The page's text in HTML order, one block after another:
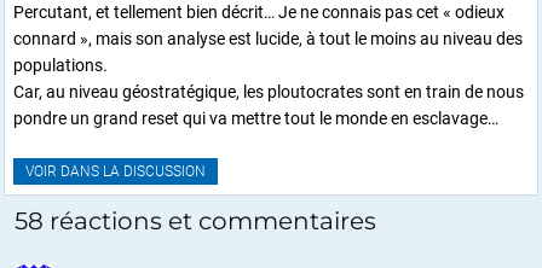
Percutant, et tellement bien décrit… Je ne connais pas cet « odieux
connard », mais son analyse est lucide, à tout le moins au niveau des
populations.
Car, au niveau géostratégique, les ploutocrates sont en train de nous
pondre un grand reset qui va mettre tout le monde en esclavage…
VOIR DANS LA DISCUSSION
58 réactions et commentaires